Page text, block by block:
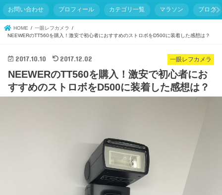
お問い合わせ プロフィール カテゴリ一覧 マラソン ブログ
HOME
一眼レフカメラ
NEEWERのTT560を購入！激安で初心者におすすめのストロボをD500に装着した感想は？
一眼レフカメラ
2017.10.10 2017.12.02
NEEWERのTT560を購入！激安で初心者にお
すすめのストロボをD500に装着した感想は？